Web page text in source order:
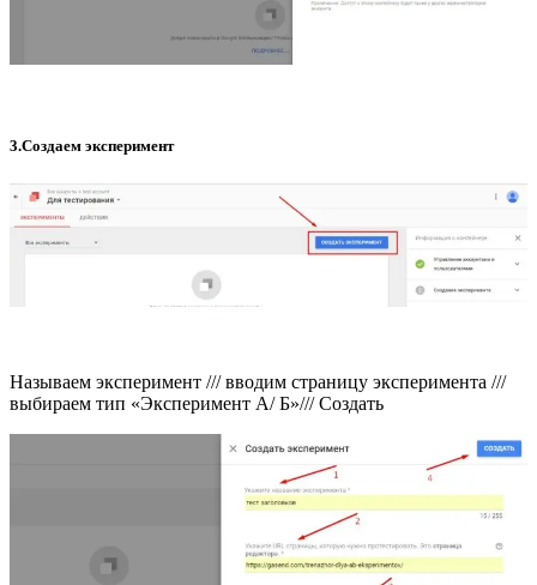
3.Создаем эксперимент
Называем эксперимент /// вводим страницу эксперимента ///
выбираем тип «Эксперимент A/ Б»/// Создать